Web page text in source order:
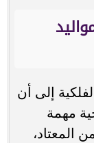
إلى أن
مهمة
المعتاد،